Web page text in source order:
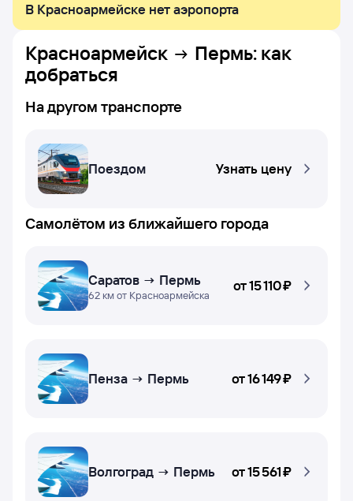
В Красноармейске нет аэропорта
Красноармейск Пермь: как
добраться
На другом транспорте
Поездом Узнать цену
Самолётом из ближайшего города
Саратов → Пермь
62 км от Красноармейска
от15 ⁠110 ⁠₽
Пенза → Пермь от16 ⁠149 ⁠₽
Волгоград → Пермь от15 ⁠561 ⁠₽